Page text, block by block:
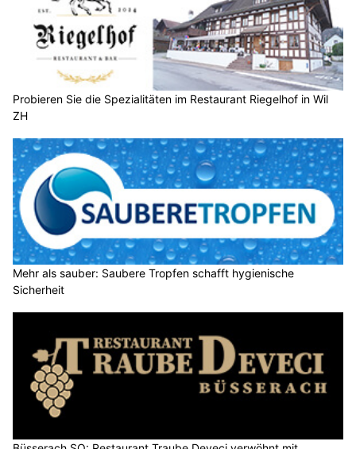
Probieren Sie die Spezialitäten im Restaurant Riegelhof in Wil
ZH
Mehr als sauber: Saubere Tropfen schafft hygienische
Sicherheit